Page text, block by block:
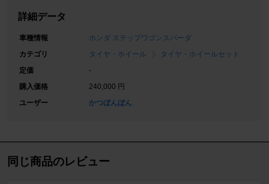
詳細データ
車種情報
ホンダ ステップワゴンスパーダ
カテゴリ
タイヤ・ホイール
タイヤ・ホイールセット
定価
-
購入価格
240,000 円
ユーザー
かつぼんぼん
同じ商品のレビュー